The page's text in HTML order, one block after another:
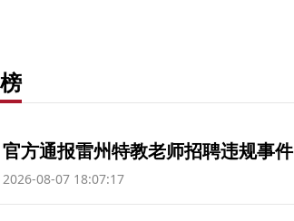
官方通报雷州特教老师招聘违规事件
2026-08-07 18:07:17